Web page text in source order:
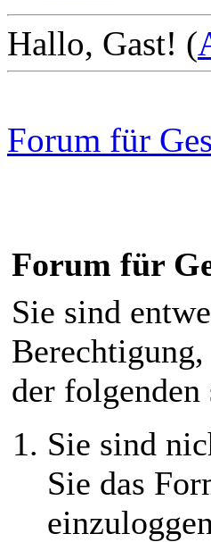
Hallo, Gast! (
Forum für
Forum für
Sie sind
der folgenden
Sie sind
Sie das